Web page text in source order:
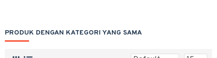
PRODUK DENGAN KATEGORI YANG SAMA